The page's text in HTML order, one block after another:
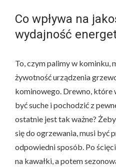
Co wpływa na
wydajność
To, czym palimy w kominku,
żywotność urządzenia
kominowego. Drewno, które
być suche i pochodzić z
ostatnie jest tak ważne?
się do ogrzewania, musi być
odpowiedni sposób. Po
na kawałki, a potem